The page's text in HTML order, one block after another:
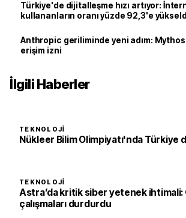
Türkiye'de dijitalleşme hızı artıyor:
kullananların oranı yüzde 92,3'e
Anthropic geriliminde yeni adım:
erişim izni
İlgili Haberler
TEKNOLOJI
Nükleer Bilim Olimpiyatı'nda Türkiye
TEKNOLOJI
Astra’da kritik siber yetenek ihtimali:
çalışmaları durdurdu